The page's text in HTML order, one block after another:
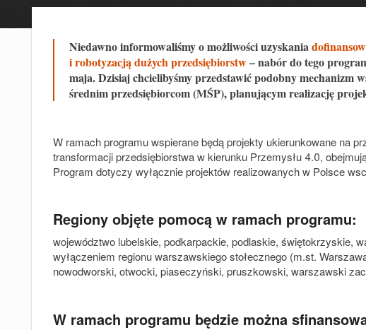
Niedawno informowaliśmy o możliwości uzyskania
i robotyzacją dużych przedsiębiorstw– nabór do tego
maja. Dzisiaj chcielibyśmy przedstawić podobny mechanizm
średnim przedsiębiorcom (MŚP), planującym realizację
W ramach programu wspierane będą projekty ukierunkowane na
transformacji przedsiębiorstwa w kierunku Przemysłu 4.0,
Program dotyczy wyłącznie projektów realizowanych w Polsce
Regiony objęte pomocą w ramach programu:
województwo lubelskie, podkarpackie, podlaskie, świętokrzyskie,
wyłączeniem regionu warszawskiego stołecznego (m.st.
nowodworski, otwocki, piaseczyński, pruszkowski, warszawski
W ramach programu będzie można